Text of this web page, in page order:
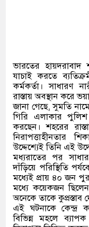
ভারতের হায়দরাবাদ
যাচাই করতে
কর্মকর্তা। সাধারণ
রাস্তায় অবস্থান করে
জানা গেছে, সুমতি
গিরি এলাকার পুলিশ
করছেন। শহরের
নিরাপত্তাহীনতার
উদ্দেশ্যেই তিনি এই
মধ্যরাতের পর
দাঁড়িয়ে পরিস্থিতি
মধ্যেই প্রায় ৪০ জন
মধ্যে কয়েকজন
অনেকে তাকে
এই ঘটনাকে কেন্দ্র
বিভিন্ন মহলে